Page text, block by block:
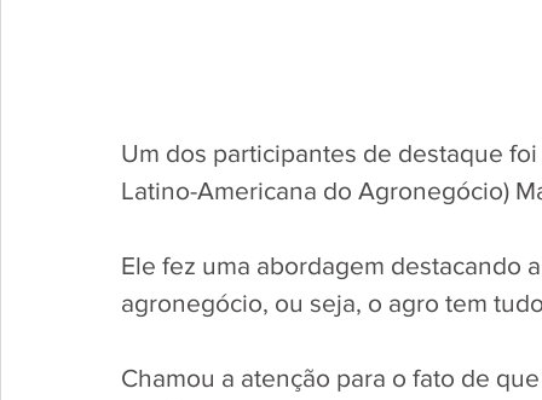
Um dos participantes de destaque
Latino-Americana do Agronegócio)
Ele fez uma abordagem destacando
agronegócio, ou seja, o agro tem
Chamou a atenção para o fato de